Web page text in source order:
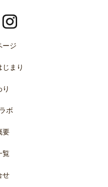
ージ
じまり
り
ボ
要
覧
せ